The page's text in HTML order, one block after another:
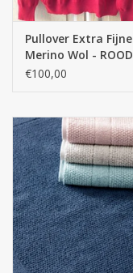
Pullover Extra Fijne
Merino Wol - ROOD
€100,00